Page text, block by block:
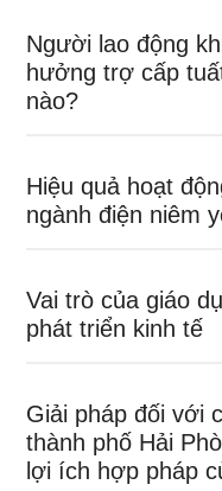
Người lao động
hưởng trợ cấp
nào?
Hiệu quả hoạt
ngành điện niêm
Vai trò của giáo
phát triển kinh tế
Giải pháp đối với
thành phố Hải
lợi ích hợp pháp